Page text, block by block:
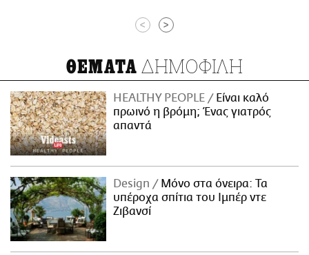
< >
ΘΕΜΑΤΑ ΔΗΜΟΦΙΛΗ
HEALTHY PEOPLE
Είναι καλό
πρωινό η βρόμη; Ένας γιατρός
απαντά
Design
Μόνο στα όνειρα: Τα
υπέροχα σπίτια του Ιμπέρ ντε
Ζιβανσί